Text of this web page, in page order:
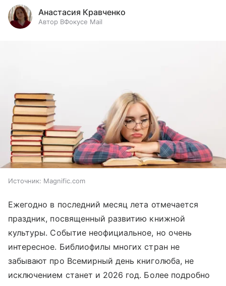
Анастасия Кравченко
Автор ВФокусе Mail
Источник: Magnific.com
Ежегодно в последний месяц лета отмечается
праздник, посвященный развитию книжной
культуры. Событие неофициальное, но очень
интересное. Библиофилы многих стран не
забывают про Всемирный день книголюба, не
исключением станет и 2026 год. Более подробно